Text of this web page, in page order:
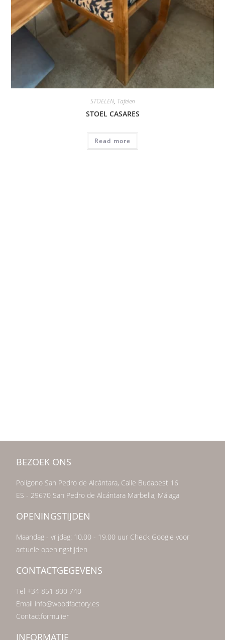
STOELEN, Tafelen
STOEL CASARES
Read more
BEZOEK ONS
Poligono San Pedro de Alcántara, Calle Budapest 16
ES - 29670 San Pedro de Alcántara Marbella, Málaga
OPENINGSTIJDEN
Maandag - vrijdag: 10.00 - 19.00 uur Check Google voor
actuele openingstijden
CONTACTGEGEVENS
Tel +34 851 800 740
Email info@woodfactory.es
Contactformulier
INFORMATIE